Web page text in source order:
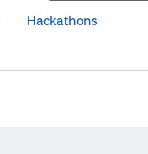
Hackathons